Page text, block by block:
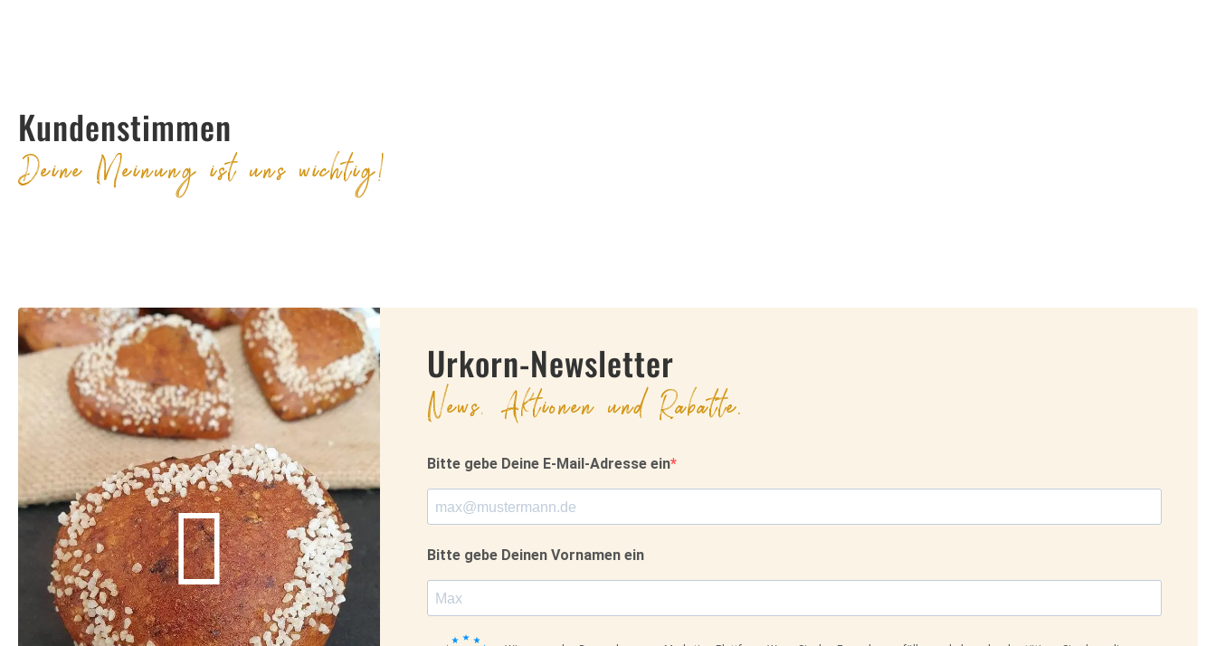
Kundenstimmen
Deine Meinung ist uns wichtig!
Urkorn-Newsletter
News, Aktionen und Rabatte.
Bitte gebe Deine E-Mail-Adresse ein
Bitte gebe Deinen Vornamen ein